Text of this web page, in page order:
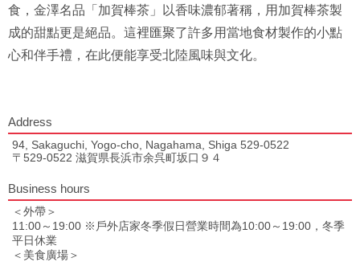
食，金澤名品「加賀棒茶」以香味濃郁著稱，用加賀棒茶製
成的甜點更是絕品。這裡匯聚了許多用當地食材製作的小點
心和伴手禮，在此便能享受北陸風味與文化。
Address
94, Sakaguchi, Yogo-cho, Nagahama, Shiga 529-0522
〒529-0522 滋賀県長浜市余呉町坂口９４
Business hours
＜外帶＞
11:00～19:00 ※戶外店家冬季假日營業時間為10:00～19:00，冬季
平日休業
＜美食廣場＞